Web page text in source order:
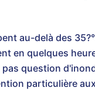
au-delà des
en quelques
question
particulière